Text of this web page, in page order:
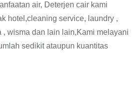
air, Deterjen cair kami
hotel,cleaning service, laundry ,
, wisma dan lain lain,Kami melayani
sedikit ataupun kuantitas